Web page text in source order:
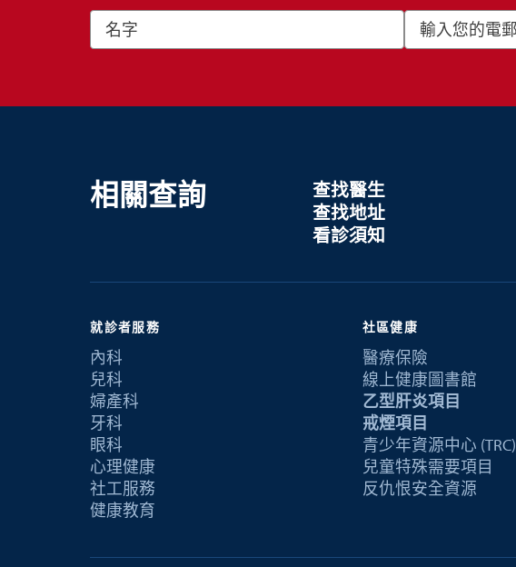
相關查詢
查找醫生
查找地址
看診須知
就診者服務
內科
兒科
婦產科
牙科
眼科
心理健康
社工服務
健康教育
社區健康
醫療保險
線上健康圖書館
乙型肝炎項目
戒煙項目
青少年資源中心 (TRC)
兒童特殊需要項目
反仇恨安全資源